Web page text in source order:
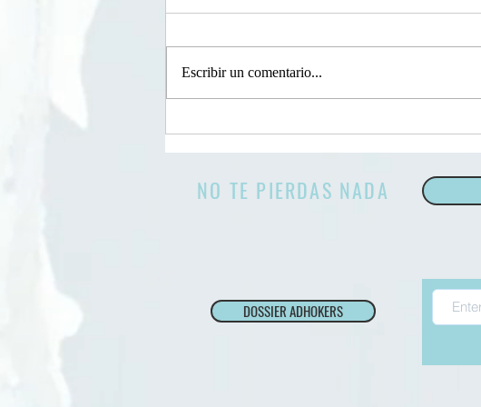
viral en la red" Hoy nos sumergimos
en el universo digital para explorar...
Escribir un comentario...
NO TE PIERDAS NADA
DOSSIER ADHOKERS